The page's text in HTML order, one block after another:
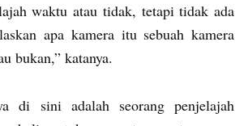
waktu atau tidak, tetapi tidak ada
apa kamera itu sebuah kamera
bukan,” katanya.
di sini adalah seorang penjelajah